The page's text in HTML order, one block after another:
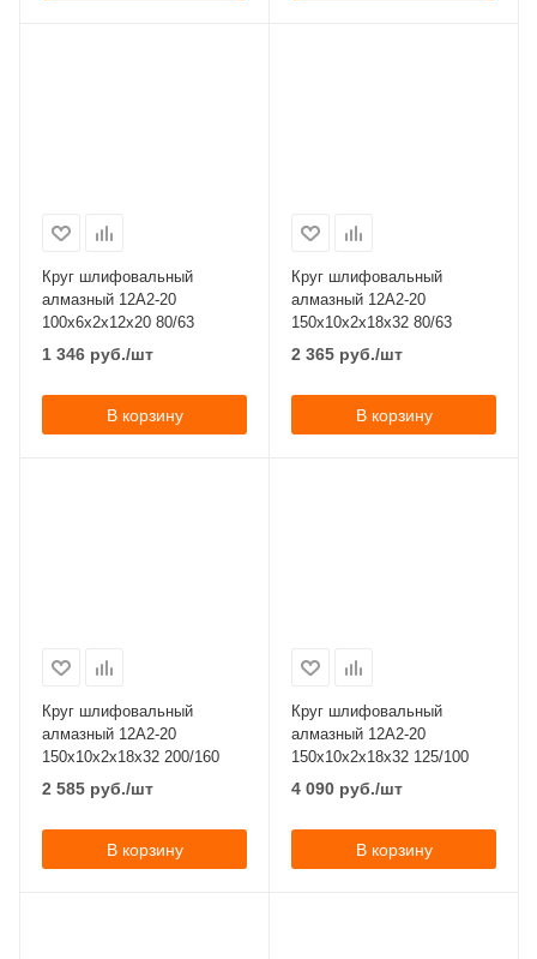
Круг шлифовальный
алмазный 12А2-20
100x6x2x12х20 80/63
1 346 руб./шт
В корзину
Круг шлифовальный
алмазный 12А2-20
150x10x2x18х32 80/63
2 365 руб./шт
В корзину
Круг шлифовальный
алмазный 12А2-20
150x10x2x18х32 200/160
2 585 руб./шт
В корзину
Круг шлифовальный
алмазный 12А2-20
150x10x2x18х32 125/100
4 090 руб./шт
В корзину